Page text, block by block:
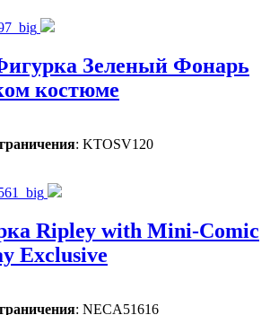
Зеленый Фонарь
костюме
: KTOSV120
Ripley with Mini-Comic
Exclusive
: NECA51616